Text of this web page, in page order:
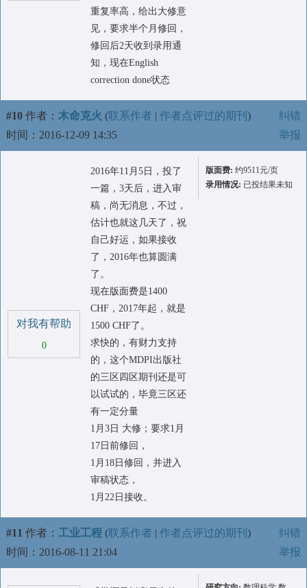
重复率高，给出大修意
见，要求半个月修回，
修回后2天收到录用通
知，现在English
correction done状态
#10 作者： 木命克火 (联系作者 | 作者点评过的期刊 )
时间：2016-12-09 14:35
纠错
举报
对我有帮助
0
2016年11月5日，投了
一篇，3天后，进入审
稿，尚无消息，不过，
估计也就这几天了，祝
自己好运，如果接收
了，2016年也算圆满
了。
现在版面费是1400
CHF，2017年起，就是
1500 CHF了。
求快的，有财力支持
的，这个MDPI出版社
的三区四区期刊还是可
以试试的，毕竟三区还
有一定分量
1月3日 大修；要求1月
17日前修回，
1月18日修回，并进入
审稿状态，
1月22日接收。
版面费: 约9511元/页
录用情况: 已投结果未知
#11 作者： 工业工程 (联系作者 | 作者点评过的期刊 )
时间：2016-08-11 21:04
纠错
举报